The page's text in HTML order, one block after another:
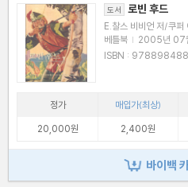
도서 로빈 후드
E.찰스 비비언 저/쿠퍼
베틀북 | 2005년 07
정가 매입가(최상)
20,000원
2,400원
바이백